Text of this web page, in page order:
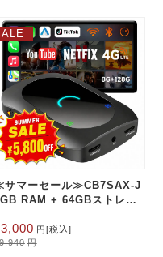
。
。
マーセール≫CB7SAX-J
RAM + 64GBストレー
円
円[税込]